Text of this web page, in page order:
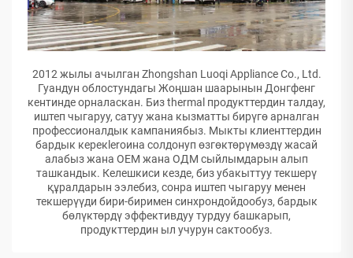
2012 жылы ачылган Zhongshan Luoqi Appliance Co., Ltd.
Гуандун облостундагы Жоңшан шаарынын Донгфенг
кентинде орналаскан. Биз thermal продукттердин талдау,
иштеп чыгаруу, сатуу жана кызматты бирүгө арналган
профессионалдык кампаниябыз. Мыкты клиенттердин
бардык керекleroина солдонуп өзгөктөрүмөздү жасай
алабыз жана ОЕМ жана ОДМ сыйлымдарын алып
ташкандык. Келешкиси кезде, биз убакыттуу текшерү
құралдарын ээлебиз, сонра иштеп чыгаруу менен
текшерүүди бири-биримен синхрондойдообуз, бардык
бөлүктөрдү эффективдуу турдуу башкарып,
продукттердин ыл учурун сактообуз.